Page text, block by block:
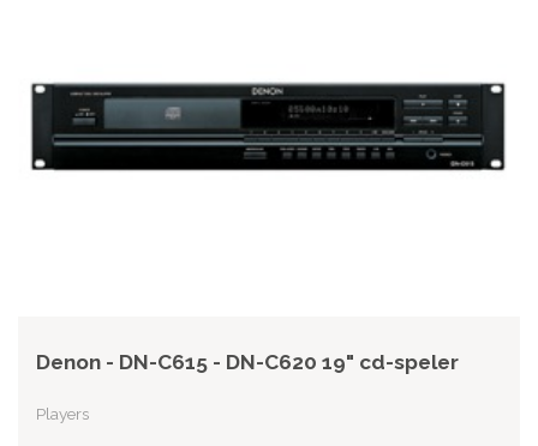
Denon - DN-C615 - DN-C620 19" cd-speler
Players